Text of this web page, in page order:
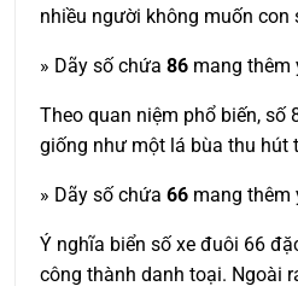
nhiều người không muốn con
» Dãy số chứa 86 mang thêm
Theo quan niệm phổ biến, số
giống như một lá bùa thu hút
» Dãy số chứa 66 mang thêm
Ý nghĩa biển số xe đuôi 66
công thành danh toại. Ngoài